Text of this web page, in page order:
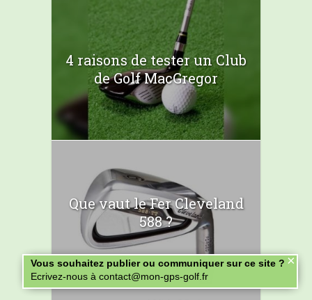
4 raisons de tester un Club
de Golf MacGregor
Que vaut le Fer Cleveland
588 ?
Vous souhaitez publier ou communiquer sur ce site ?
Ecrivez-nous à contact@mon-gps-golf.fr
×